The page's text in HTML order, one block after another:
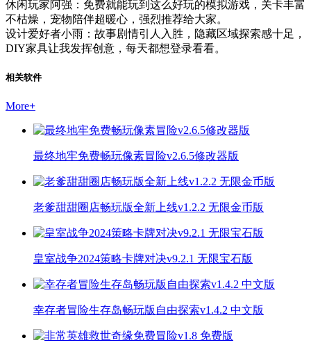
休闲玩家阿强：免费就能玩到这么好玩的模拟游戏，关卡丰富
不枯燥，宠物陪伴超暖心，强烈推荐给大家。
设计爱好者小雨：故事剧情引人入胜，隐藏区域探索感十足，
DIY家具让我发挥创意，每天都想登录看看。
相关软件
More+
最终地牢免费畅玩像素冒险v2.6.5修改器版
老爹甜甜圈店畅玩版全新上线v1.2.2 无限金币版
皇室战争2024策略卡牌对决v9.2.1 无限宝石版
幸存者冒险生存岛畅玩版自由探索v1.4.2 中文版